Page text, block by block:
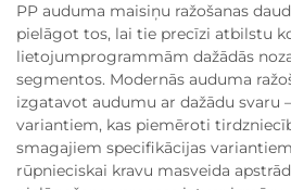
PP auduma maisiņu ražošanas
pielāgot tos, lai tie precīzi atbilstu
lietojumprogrammām dažādās
segmentos. Modernās auduma
izgatavot audumu ar dažādu svaru
variantiem, kas piemēroti
smagajiem specifikācijas
rūpnieciskai kravu masveida